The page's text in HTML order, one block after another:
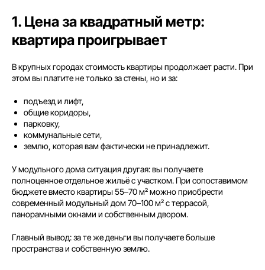
1. Цена за квадратный метр:
квартира проигрывает
В крупных городах стоимость квартиры продолжает расти. При
этом вы платите не только за стены, но и за:
подъезд и лифт,
общие коридоры,
парковку,
коммунальные сети,
землю, которая вам фактически не принадлежит.
У модульного дома ситуация другая: вы получаете
полноценное отдельное жильё с участком. При сопоставимом
бюджете вместо квартиры 55–70 м² можно приобрести
современный модульный дом 70–100 м² с террасой,
панорамными окнами и собственным двором.
Главный вывод: за те же деньги вы получаете больше
пространства и собственную землю.